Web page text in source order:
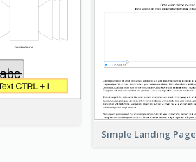
Simple Landing Page